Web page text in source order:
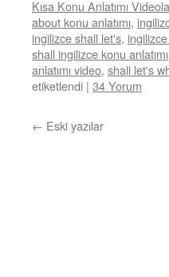
Kısa Konu Anlatımı
about konu anlatımı,
ingilizce shall let's,
shall ingilizce konu anlatımı
anlatımı video, shall let's
etiketlendi | 34 Yorum
← Eski yazılar